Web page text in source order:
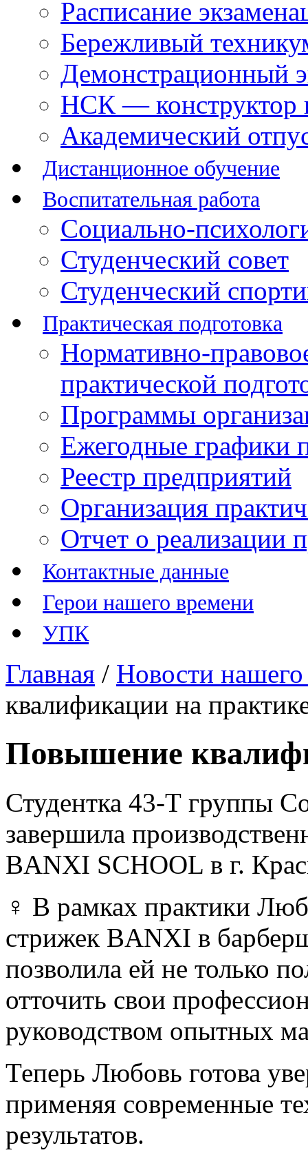
Расписание
Бережливый
Демонстрационный
НСК — конструктор
Академический
Дистанционное обучение
Воспитательная работа
Социально-
Студенческий совет
Студенческий
Практическая подготовка
Нормативно-
практической
Программы
Ежегодные графики
Реестр предприятий
Организация
Отчет о реализации
Контактные данные
Герои нашего времени
УПК
Главная / Новости
квалификации на
Повышение
Студентка 43-Т группы
завершила
BANXI SCHOOL в г.
‍♀️ В рамках практики
стрижек BANXI в
позволила ей не только
отточить свои
руководством опытных
Теперь Любовь готова
применяя современные
результатов.